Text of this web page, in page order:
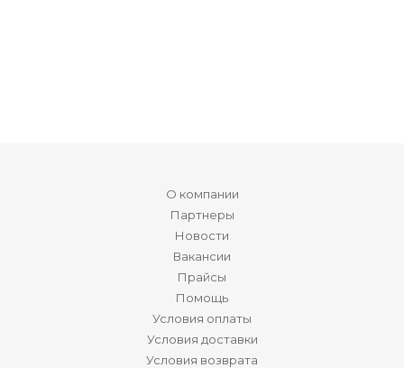
О компании
Партнеры
Новости
Вакансии
Прайсы
Помощь
Условия оплаты
Условия доставки
Условия возврата